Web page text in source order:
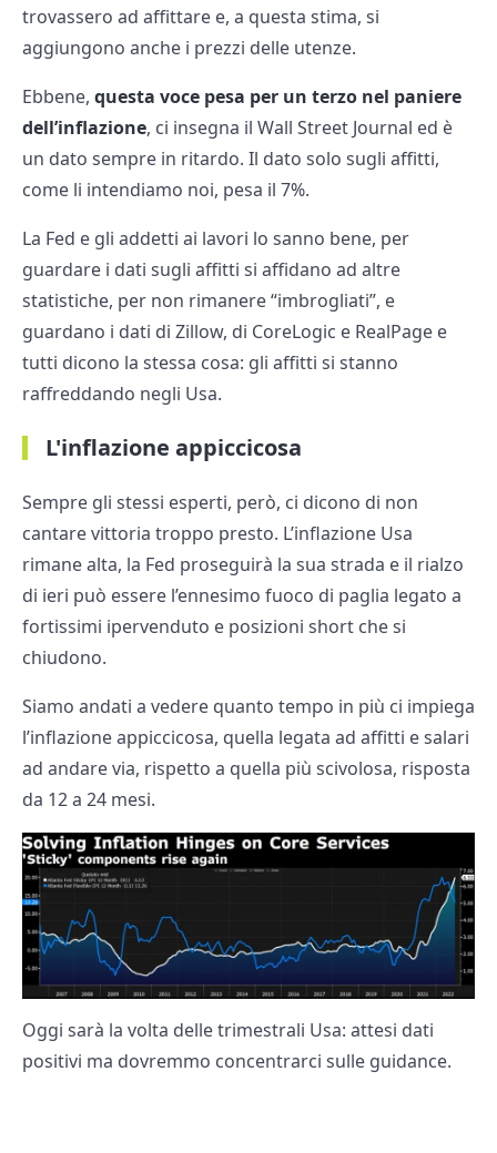
trovassero ad affittare e, a questa stima, si
aggiungono anche i prezzi delle utenze.
Ebbene, questa voce pesa per un terzo nel paniere
dell’inflazione, ci insegna il Wall Street Journal ed è
un dato sempre in ritardo. Il dato solo sugli affitti,
come li intendiamo noi, pesa il 7%.
La Fed e gli addetti ai lavori lo sanno bene, per
guardare i dati sugli affitti si affidano ad altre
statistiche, per non rimanere “imbrogliati”, e
guardano i dati di Zillow, di CoreLogic e RealPage e
tutti dicono la stessa cosa: gli affitti si stanno
raffreddando negli Usa.
L'inflazione appiccicosa
Sempre gli stessi esperti, però, ci dicono di non
cantare vittoria troppo presto. L’inflazione Usa
rimane alta, la Fed proseguirà la sua strada e il rialzo
di ieri può essere l’ennesimo fuoco di paglia legato a
fortissimi ipervenduto e posizioni short che si
chiudono.
Siamo andati a vedere quanto tempo in più ci impiega
l’inflazione appiccicosa, quella legata ad affitti e salari
ad andare via, rispetto a quella più scivolosa, risposta
da 12 a 24 mesi.
Oggi sarà la volta delle trimestrali Usa: attesi dati
positivi ma dovremmo concentrarci sulle guidance.